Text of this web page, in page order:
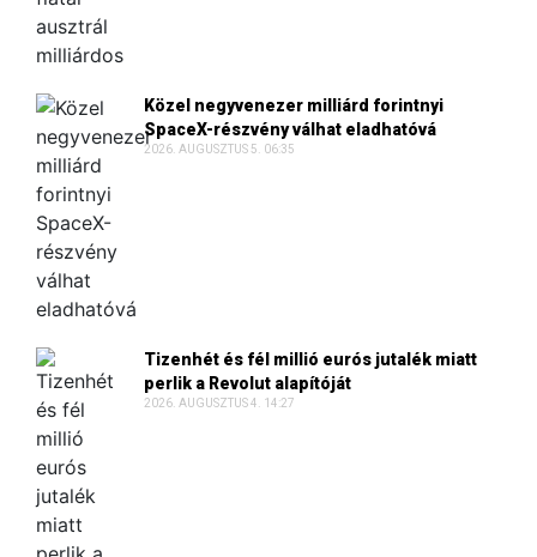
Közel negyvenezer milliárd forintnyi
SpaceX-részvény válhat eladhatóvá
2026. AUGUSZTUS 5. 06:35
Tizenhét és fél millió eurós jutalék miatt
perlik a Revolut alapítóját
2026. AUGUSZTUS 4. 14:27